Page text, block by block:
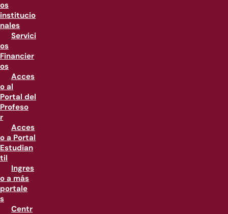
os
institucio
nales
Servici
os
Financier
os
Acces
o al
Portal del
Profeso
r
Acces
o a Portal
Estudian
til
Ingres
o a más
portale
s
Centr